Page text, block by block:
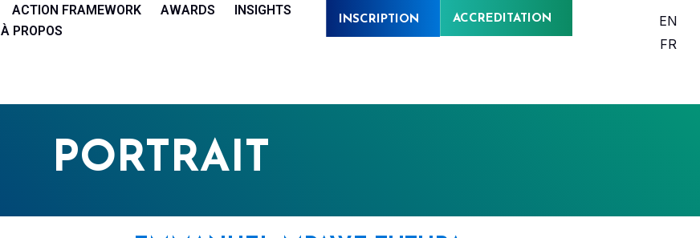
ACTION FRAMEWORK AWARDS
INSIGHTS
À PROPOS
INSCRIPTION ACCREDITATION
EN
FR
PORTRAIT